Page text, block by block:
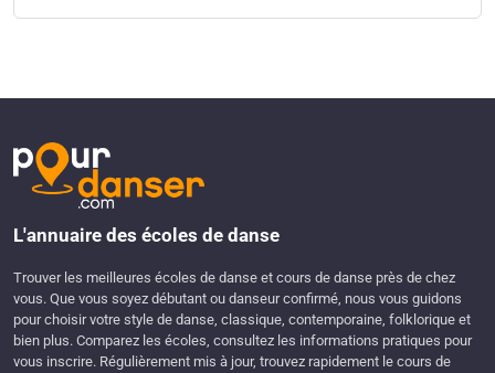
L'annuaire des écoles de danse
Trouver les meilleures écoles de danse et cours de danse près de chez
vous. Que vous soyez débutant ou danseur confirmé, nous vous guidons
pour choisir votre style de danse, classique, contemporaine, folklorique et
bien plus. Comparez les écoles, consultez les informations pratiques pour
vous inscrire. Régulièrement mis à jour, trouvez rapidement le cours de